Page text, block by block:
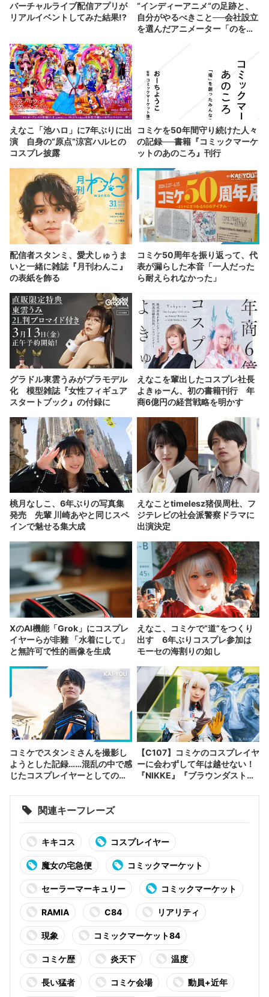
バーチャルライブ配信アプリが
リアルイベントしてみた結果!?
“インディーアニメ“の足跡と、
自分がやるべきこと──会社設立
を選んだアニメーター「のを
えなこ「池ハロ」に7年ぶりに出
演 自身の“原点”涼宮ハルヒの
コスプレ披露
コミケを50年間守り続けた人々
の記録──書籍『コミックマーケ
ットのあのころ』刊行
配信者スタンミ、愛犬しゅうま
いと一緒に雑誌『月刊わんこ』
の表紙を飾る
コミケ50周年を振り返って、代
表が漏らした本音「一人だった
ら耐えられなかった」
グラドル東雲うみがプラモデル
化 模型雑誌『女性フィギュア
スタートブック』の付録に
えなこを輩出したコスプレ社長
よきゅーん、初の書籍刊行 年
商6億円の経営戦略を明かす
桃月なしこ、6年ぶりの写真集
発売 先輩 川崎あやと同じスペ
インで魅せる集大成
えなことtimelesz猪俣周杜、フ
ジテレビの社会派警察ドラマに
出演決定
XのAI機能「Grok」にコスプレ
イヤーらが非難 「水着にして」
と無許可で性的画像を生成
えなこ、コミケで“道”をつくり
出す 6年ぶりコスプレ参加は
モーセの海割りの如し
コミケでスタンミさんを撮影し
ようとした記録……混乱の中で感
じたコスプレイヤーとしての躍
【C107】コミケのコスプレイヤ
ーに会わずして年は越せない！
『NIKKE』『ブラウンダスト
関連キーフレーズ
キキコス コスプレイヤー
魔女の宅急便 コミックマーケット
セーラーマーキュリー コミックマーケット
RAMIA C84 リアリティ
現象 コミックマーケット84
コミケ歴 炎天下 温度
長い猛者 コミケ会場 動員+近年